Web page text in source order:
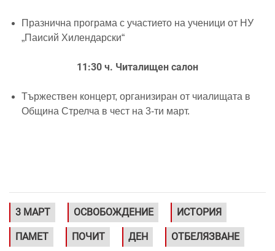
Празнична програма с участието на ученици от НУ
„Паисий Хилендарски“
11:30 ч. Читалищен салон
Тържествен концерт, организиран от чиалищата в
Община Стрелча в чест на 3-ти март.
3 МАРТ ОСВОБОЖДЕНИЕ ИСТОРИЯ
ПАМЕТ ПОЧИТ ДЕН ОТБЕЛЯЗВАНЕ